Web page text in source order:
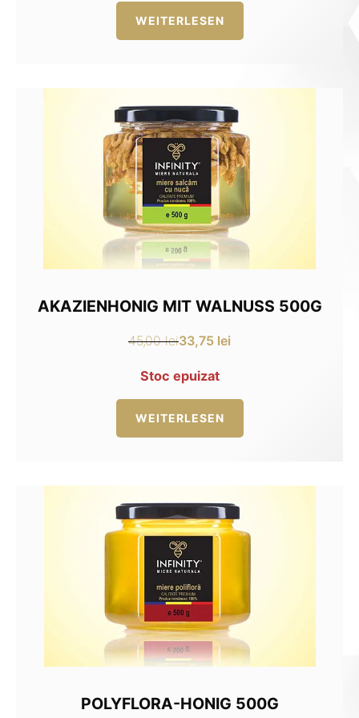
WEITERLESEN
AKAZIENHONIG MIT WALNUSS 500G
45,00lei
Ursprünglicher
Preis
war:
33,75 lei
Aktueller
Preis
ist:
Stoc epuizat
WEITERLESEN
POLYFLORA-HONIG 500G